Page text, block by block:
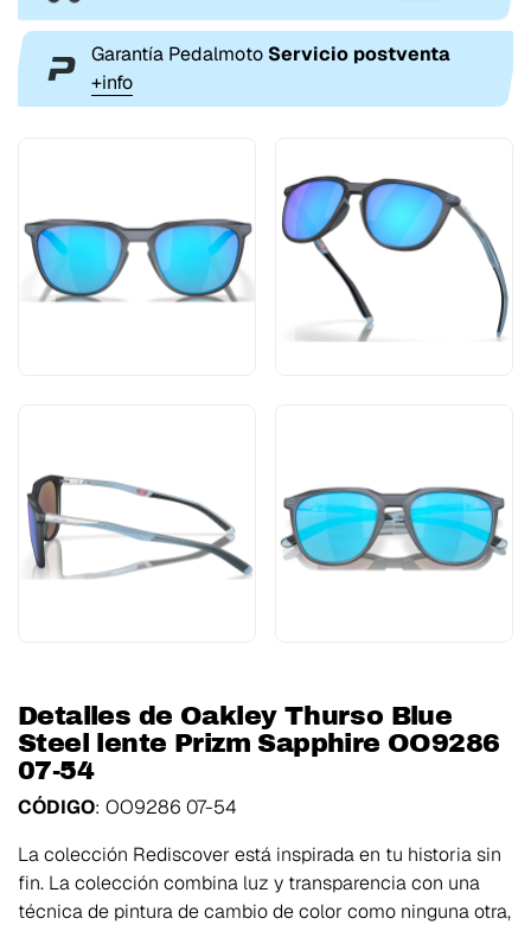
Garantía Pedalmoto Servicio postventa
+info
Detalles de Oakley Thurso Blue
Steel lente Prizm Sapphire OO9286
07-54
CÓDIGO: OO9286 07-54
La colección Rediscover está inspirada en tu historia sin
fin. La colección combina luz y transparencia con una
técnica de pintura de cambio de color como ninguna otra,